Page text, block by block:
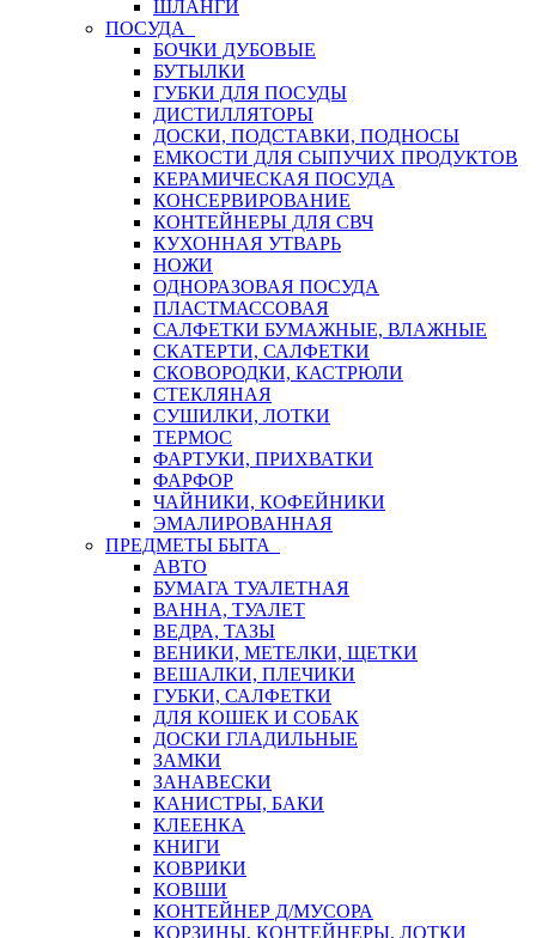
ШЛАНГИ
ПОСУДА
БОЧКИ ДУБОВЫЕ
БУТЫЛКИ
ГУБКИ ДЛЯ ПОСУДЫ
ДИСТИЛЛЯТОРЫ
ДОСКИ, ПОДСТАВКИ, ПОДНОСЫ
ЕМКОСТИ ДЛЯ СЫПУЧИХ ПРОДУКТОВ
КЕРАМИЧЕСКАЯ ПОСУДА
КОНСЕРВИРОВАНИЕ
КОНТЕЙНЕРЫ ДЛЯ СВЧ
КУХОННАЯ УТВАРЬ
НОЖИ
ОДНОРАЗОВАЯ ПОСУДА
ПЛАСТМАССОВАЯ
САЛФЕТКИ БУМАЖНЫЕ, ВЛАЖНЫЕ
СКАТЕРТИ, САЛФЕТКИ
СКОВОРОДКИ, КАСТРЮЛИ
СТЕКЛЯНАЯ
СУШИЛКИ, ЛОТКИ
ТЕРМОС
ФАРТУКИ, ПРИХВАТКИ
ФАРФОР
ЧАЙНИКИ, КОФЕЙНИКИ
ЭМАЛИРОВАННАЯ
ПРЕДМЕТЫ БЫТА
АВТО
БУМАГА ТУАЛЕТНАЯ
ВАННА, ТУАЛЕТ
ВЕДРА, ТАЗЫ
ВЕНИКИ, МЕТЕЛКИ, ЩЕТКИ
ВЕШАЛКИ, ПЛЕЧИКИ
ГУБКИ, САЛФЕТКИ
ДЛЯ КОШЕК И СОБАК
ДОСКИ ГЛАДИЛЬНЫЕ
ЗАМКИ
ЗАНАВЕСКИ
КАНИСТРЫ, БАКИ
КЛЕЕНКА
КНИГИ
КОВРИКИ
КОВШИ
КОНТЕЙНЕР Д/МУСОРА
КОРЗИНЫ, КОНТЕЙНЕРЫ, ЛОТКИ